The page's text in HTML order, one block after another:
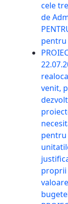
cele
de
pentru
venit,
pentru
proprii